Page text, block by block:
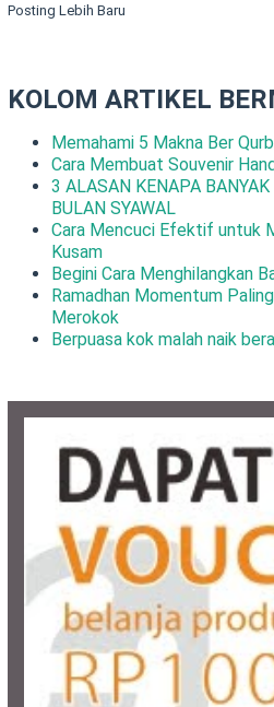
Posting Lebih Baru
KOLOM ARTIKEL
Memahami 5 Makna Ber
Cara Membuat Souvenir
3 ALASAN KENAPA
BULAN SYAWAL
Cara Mencuci Efektif untuk
Kusam
Begini Cara Menghilangkan
Ramadhan Momentum
Merokok
Berpuasa kok malah naik